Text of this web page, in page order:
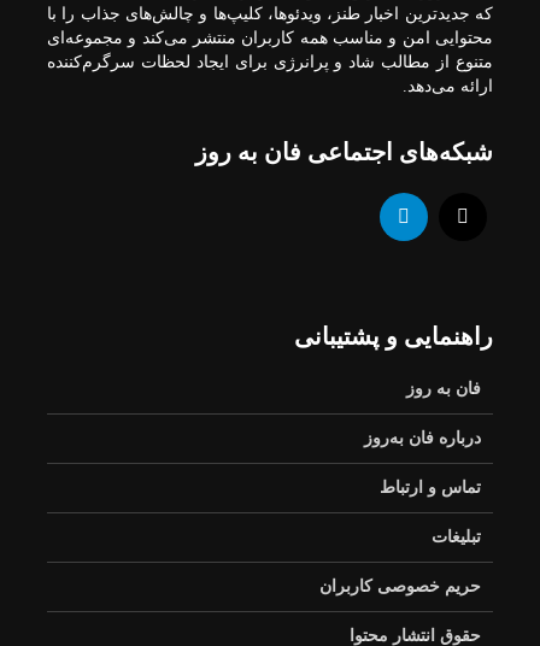
که جدیدترین اخبار طنز، ویدئوها، کلیپ‌ها و چالش‌های جذاب را با
محتوایی امن و مناسب همه کاربران منتشر می‌کند و مجموعه‌ای
متنوع از مطالب شاد و پرانرژی برای ایجاد لحظات سرگرم‌کننده
ارائه می‌دهد.
شبکه‌های اجتماعی فان به روز
راهنمایی و پشتیبانی
فان به روز
درباره فان به‌روز
تماس و ارتباط
تبلیغات
حریم خصوصی کاربران
حقوق انتشار محتوا